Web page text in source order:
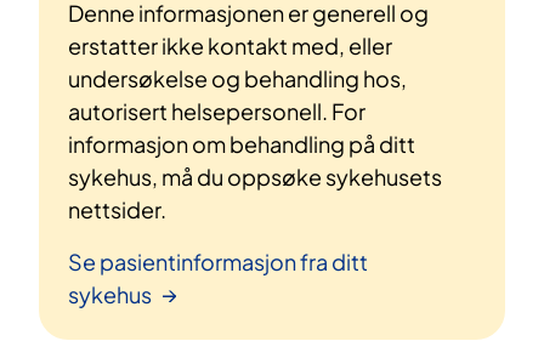
Denne informasjonen er generell og
erstatter ikke kontakt med, eller
undersøkelse og behandling hos,
autorisert helsepersonell. For
informasjon om behandling på ditt
sykehus, må du oppsøke sykehusets
nettsider.
Se pasientinformasjon fra ditt
sykehus